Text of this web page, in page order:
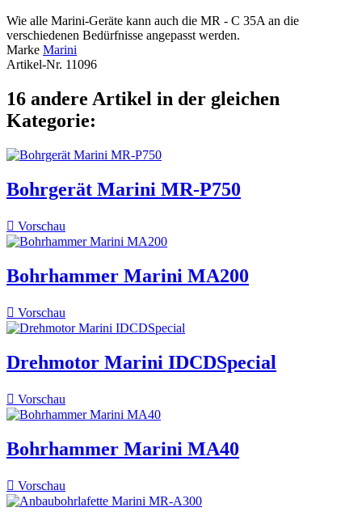
Wie alle Marini-Geräte kann auch die MR - C 35A an die
verschiedenen Bedürfnisse angepasst werden.
Marke Marini
Artikel-Nr. 11096
16 andere Artikel in der gleichen
Kategorie:
Bohrgerät Marini MR-P750
 Vorschau
Bohrhammer Marini MA200
 Vorschau
Drehmotor Marini IDCDSpecial
 Vorschau
Bohrhammer Marini MA40
 Vorschau